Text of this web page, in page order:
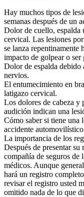
Hay muchos tipos de
semanas después de un
Dolor de cuello, espalda
cervical. Las lesiones
se lanza repentinamente
impacto de golpear o ser
Dolor de espalda debido
nervios.
El entumecimiento en
latigazo cervical.
Los dolores de cabeza y
audición indican una
Cómo saber si tiene una
accidente automovilístico
La importancia de los
Después de presentar su
compañía de seguros de
médicos. Aunque
hará un registro
revisar el registro usted
omitido nada de lo que